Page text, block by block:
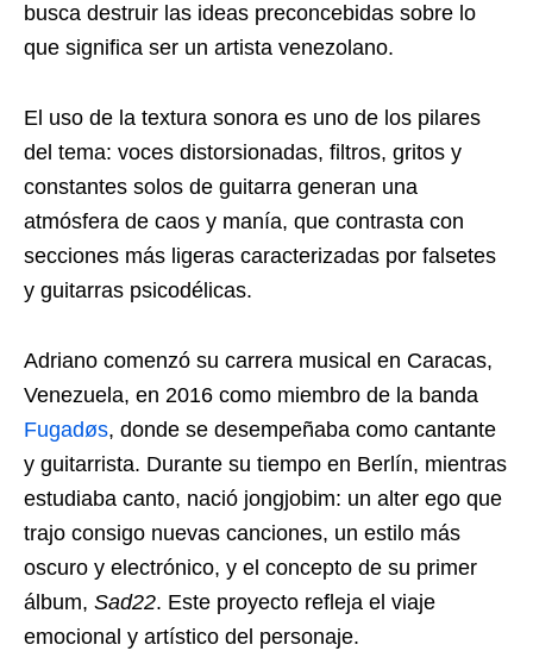
busca destruir las ideas preconcebidas sobre lo
que significa ser un artista venezolano.
El uso de la textura sonora es uno de los pilares
del tema: voces distorsionadas, filtros, gritos y
constantes solos de guitarra generan una
atmósfera de caos y manía, que contrasta con
secciones más ligeras caracterizadas por falsetes
y guitarras psicodélicas.
Adriano comenzó su carrera musical en Caracas,
Venezuela, en 2016 como miembro de la banda
Fugadøs, donde se desempeñaba como cantante
y guitarrista. Durante su tiempo en Berlín, mientras
estudiaba canto, nació jongjobim: un alter ego que
trajo consigo nuevas canciones, un estilo más
oscuro y electrónico, y el concepto de su primer
álbum, Sad22. Este proyecto refleja el viaje
emocional y artístico del personaje.